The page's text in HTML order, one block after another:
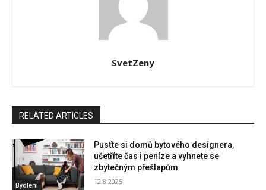
SvetZeny
RELATED ARTICLES
Bydlení
Pusťte si domů bytového designera,
ušetříte čas i peníze a vyhnete se
zbytečným přešlapům
12.8.2025